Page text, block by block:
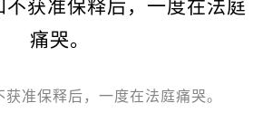
准保释后，一度在法庭痛哭。